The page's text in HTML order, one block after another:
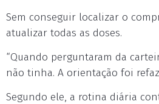
Sem conseguir localizar o
atualizar todas as doses.
“Quando perguntaram da
não tinha. A orientação foi
Segundo ele, a rotina diária